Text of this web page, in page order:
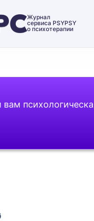
Журнал
сервиса PSYPSY
о психотерапии
вам